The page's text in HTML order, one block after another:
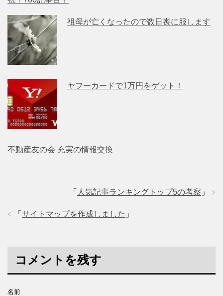
祖母が亡くなったので数日喪に服します
ヤフーカードで1万円をゲット！
不動産友の会 充実の情報交換
「 人気記事ランキングトップ5の考察 」
「 サイトマップを作成しました 」
コメントを残す
名前